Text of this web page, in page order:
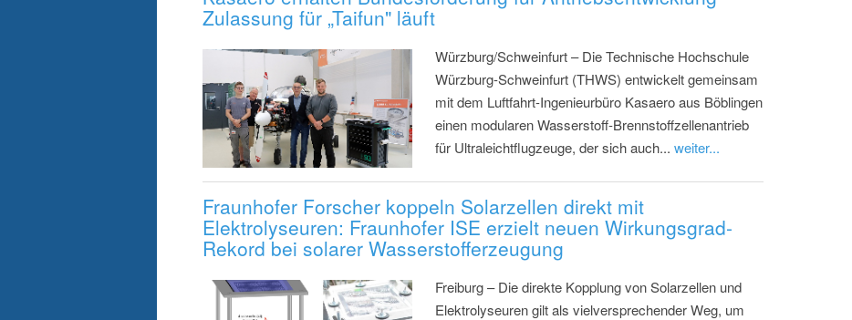
Zulassung für „Taifun" läuft
Würzburg/Schweinfurt – Die Technische Hochschule
Würzburg-Schweinfurt (THWS) entwickelt gemeinsam
mit dem Luftfahrt-Ingenieurbüro Kasaero aus Böblingen
einen modularen Wasserstoff-Brennstoffzellenantrieb
für Ultraleichtflugzeuge, der sich auch... weiter...
Fraunhofer Forscher koppeln Solarzellen direkt mit
Elektrolyseuren: Fraunhofer ISE erzielt neuen Wirkungsgrad-
Rekord bei solarer Wasserstofferzeugung
Freiburg – Die direkte Kopplung von Solarzellen und
Elektrolyseuren gilt als vielversprechender Weg, um